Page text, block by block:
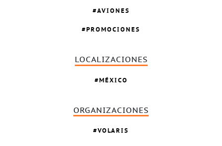
AVIONES
PROMOCIONES
LOCALIZACIONES
MÉXICO
ORGANIZACIONES
VOLARIS